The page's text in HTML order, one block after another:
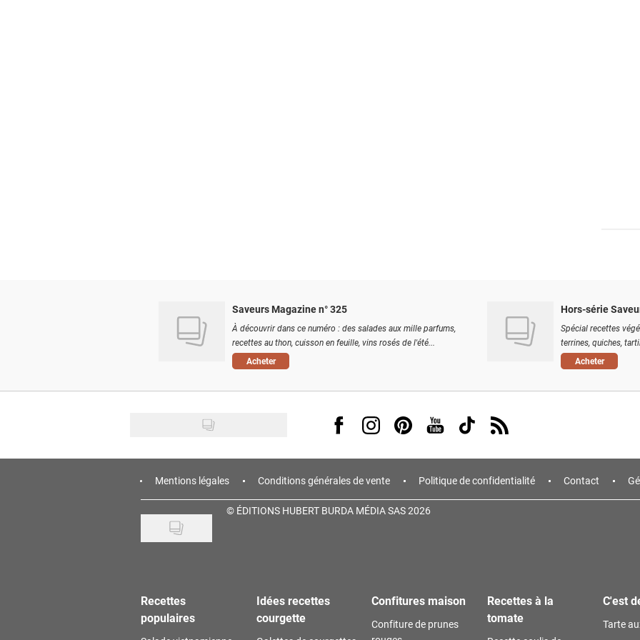
Saveurs Magazine n° 325
À découvrir dans ce numéro : des salades aux mille parfums,
recettes au thon, cuisson en feuille, vins rosés de l'été...
Acheter
Hors-série
Spécial recettes
terrines, quiches,
Acheter
Visit us on Facebook
Visit us on Instagram
Visit us on Pinterest
Visit us on Youtube
Visit us on Tiktok
Visit us on Rss
Mentions légales Conditions générales de vente Politique de confidentialité Contact
© ÉDITIONS HUBERT BURDA MÉDIA SAS 2026
Recettes
populaires
Idées recettes
courgette
Confitures maison
Confiture de prunes
Recettes à la
tomate
C'est
Tarte